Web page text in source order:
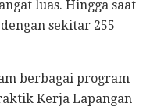
luas. Hingga saat
sekitar 255
berbagai program
Kerja Lapangan